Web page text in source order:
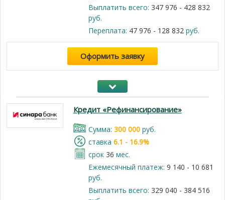
Выплатить всего: 347 976 - 428 832
руб.
Переплата: 47 976 - 128 832руб.
Оформить заявку
Кредит «Рефинансирование»
Cумма: 300 000руб.
cтавка 6.1 - 16.9%
срок 36 мес.
Ежемесячный платеж: 9 140 - 10 681
руб.
Выплатить всего: 329 040 - 384 516